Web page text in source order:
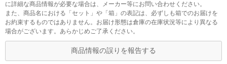
に詳細な商品情報が必要な場合は、メーカー等にお問い合わせください。
また、商品名における「セット」や「箱」の表記は、必ずしも箱でのお届けを
お約束するものではありません。お届け形態は倉庫の在庫状況等により異なる
場合がございます。あらかじめご了承ください。
商品情報の誤りを報告する